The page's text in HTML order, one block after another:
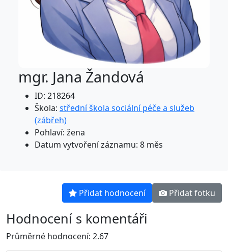
mgr. Jana Žandová
ID: 218264
Škola: střední škola sociální péče a služeb
(zábřeh)
Pohlaví: žena
Datum vytvoření záznamu: 8 měs
Přidat hodnocení Přidat fotku
Hodnocení s komentáři
Průměrné hodnocení: 2.67